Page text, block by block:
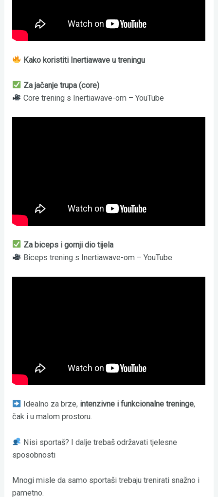
Kako koristiti Inertiawave u treningu
Za jačanje trupa (core)
Core trening s Inertiawave-om – YouTube
Za biceps i gornji dio tijela
Biceps trening s Inertiawave-om – YouTube
Idealno za brze, intenzivne i funkcionalne treninge,
čak i u malom prostoru.
Nisi sportaš? I dalje trebaš održavati tjelesne
sposobnosti
Mnogi misle da samo sportaši trebaju trenirati snažno i
pametno.